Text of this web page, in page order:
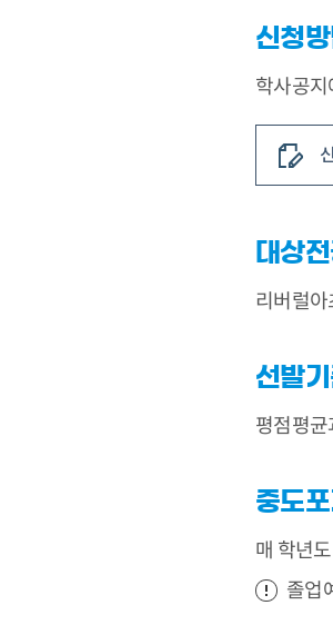
신청
학사공지
대상
리버럴
선발
평점평균
중도포
매 학년
졸업